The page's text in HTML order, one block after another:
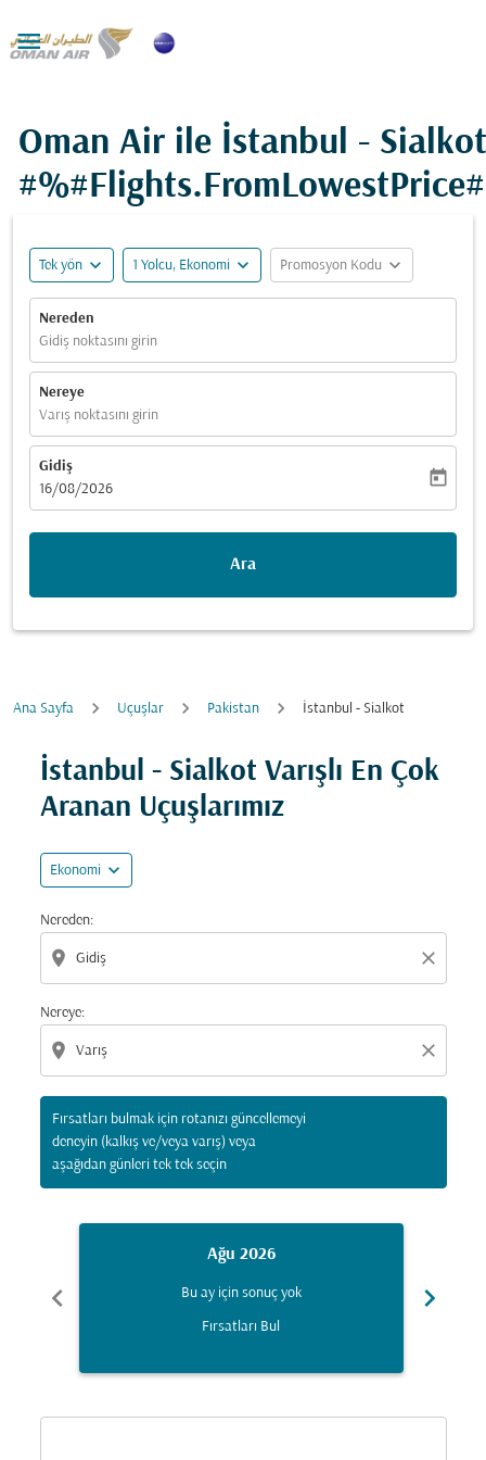

Oman Air ile İstanbul -
Tek yön expand_more 1 Yolcu, Ekonomi expand_more Promosyon Kodu expand_more
Nereden
Gidiş noktasını girin
Nereye
Varış noktasını girin
Gidiş
fc-booking-departure-date-aria-label
16/08/2026
today
Ara
Ana Sayfa Uçuşlar Pakistan İstanbul - Sialkot
İstanbul - Sialkot Varışlı En Çok
Aranan Uçuşlarımız
Ekonomi expand_more
Nereden:
location_on close
Nereye:
location_on close
Fırsatları bulmak için rotanızı güncellemeyi
deneyin (kalkış ve/veya varış) veya
aşağıdan günleri tek tek seçin
Fırsatları bulmak için rotanızı güncellemeyi deneyin
chevron_left
Ağu 2026
Bu ay için sonuç yok
Fırsatları Bul
chevron_right